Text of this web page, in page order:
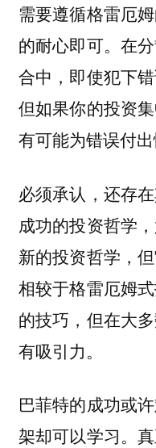
需要遵循格雷厄
的耐心即可。在
合中，即使犯下
但如果你的投资
有可能为错误付出
必须承认，还存
成功的投资哲学
新的投资哲学，
相较于格雷厄姆
的技巧，但在大
有吸引力。
巴菲特的成功或
架却可以学习。